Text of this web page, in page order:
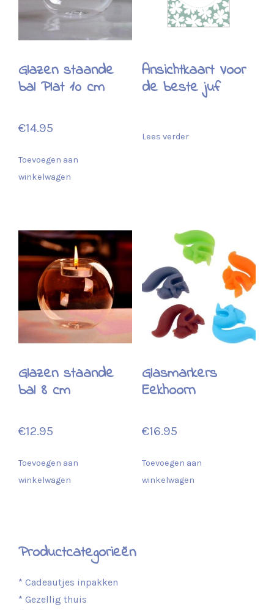
Glazen staande
bal Plat 10 cm
€14.95
Toevoegen aan
winkelwagen
Ansichtkaart Voor
de beste juf
Lees verder
Glazen staande
bal 8 cm
€12.95
Toevoegen aan
winkelwagen
Glasmarkers
Eekhoorn
€16.95
Toevoegen aan
winkelwagen
Productcategorieën
* Cadeautjes inpakken
* Gezellig thuis